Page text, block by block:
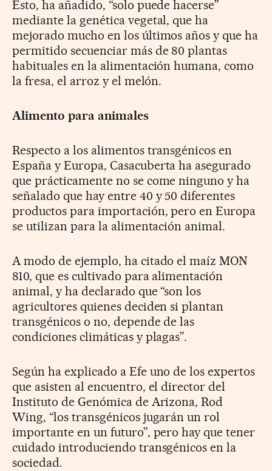
Esto, ha añadido, “solo puede hacerse”
mediante la genética vegetal, que ha
mejorado mucho en los últimos años y que ha
permitido secuenciar más de 80 plantas
habituales en la alimentación humana, como
la fresa, el arroz y el melón.
Alimento para animales
Respecto a los alimentos transgénicos en
España y Europa, Casacuberta ha asegurado
que prácticamente no se come ninguno y ha
señalado que hay entre 40 y 50 diferentes
productos para importación, pero en Europa
se utilizan para la alimentación animal.
A modo de ejemplo, ha citado el maíz MON
810, que es cultivado para alimentación
animal, y ha declarado que “son los
agricultores quienes deciden si plantan
transgénicos o no, depende de las
condiciones climáticas y plagas”.
Según ha explicado a Efe uno de los expertos
que asisten al encuentro, el director del
Instituto de Genómica de Arizona, Rod
Wing, “los transgénicos jugarán un rol
importante en un futuro”, pero hay que tener
cuidado introduciendo transgénicos en la
sociedad.